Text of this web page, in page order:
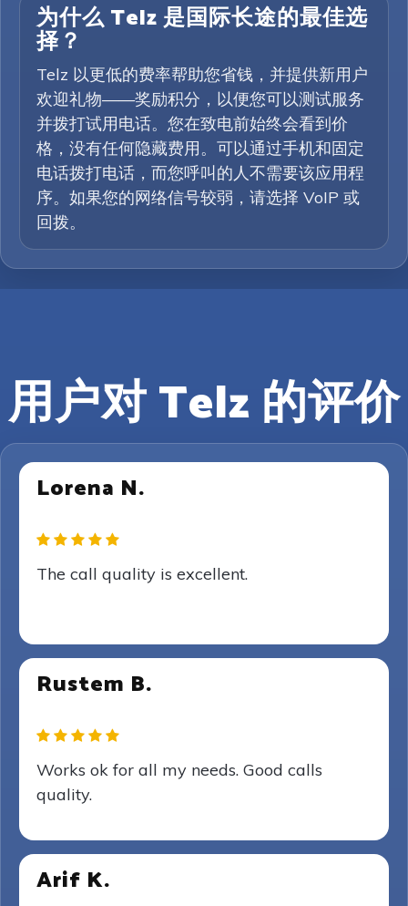
为什么 Telz 是国际长途的最佳选
择？
Telz 以更低的费率帮助您省钱，并提供新用户
欢迎礼物——奖励积分，以便您可以测试服务
并拨打试用电话。您在致电前始终会看到价
格，没有任何隐藏费用。可以通过手机和固定
电话拨打电话，而您呼叫的人不需要该应用程
序。如果您的网络信号较弱，请选择 VoIP 或
回拨。
用户对 Telz 的评价
Lorena N.
The call quality is excellent.
Rustem B.
Works ok for all my needs. Good calls
quality.
Arif K.